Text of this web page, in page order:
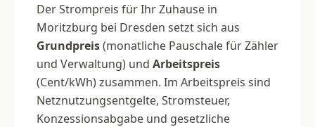
Der Strompreis für Ihr Zuhause in
Moritzburg bei Dresden setzt sich aus
Grundpreis(monatliche Pauschale für Zähler
und Verwaltung) und Arbeitspreis
(Cent/kWh) zusammen. Im Arbeitspreis sind
Netznutzungsentgelte, Stromsteuer,
Konzessionsabgabe und gesetzliche